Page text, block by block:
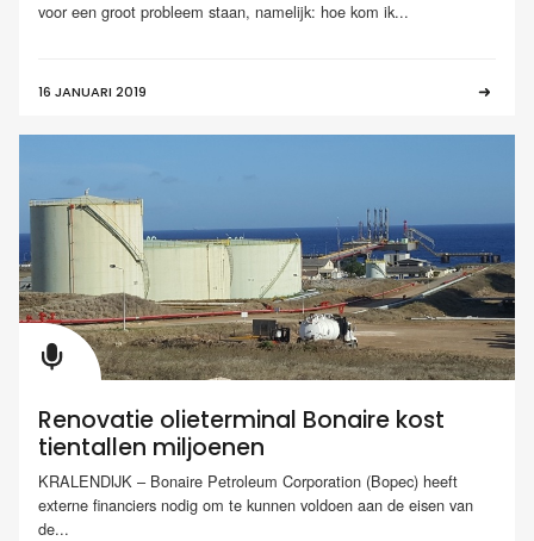
voor een groot probleem staan, namelijk: hoe kom ik...
16 JANUARI 2019
Renovatie olieterminal Bonaire kost
tientallen miljoenen
KRALENDIJK – Bonaire Petroleum Corporation (Bopec) heeft
externe financiers nodig om te kunnen voldoen aan de eisen van
de...